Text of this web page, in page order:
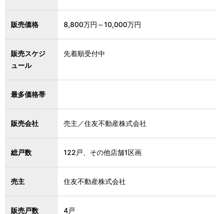
販売価格 8,800万円～10,000万円
販売スケジ
ュール
先着順受付中
最多価格帯
販売会社 売主／住友不動産株式会社
総戸数 122戸、その他店舗1区画
売主 住友不動産株式会社
販売戸数 4戸